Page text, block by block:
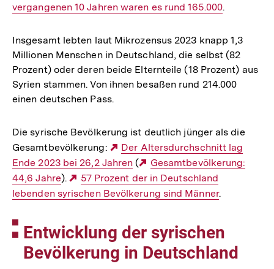
Link:
vergangenen 10 Jahren waren es rund 165.000.
Insgesamt lebten laut Mikrozensus 2023 knapp 1,3
Millionen Menschen in Deutschland, die selbst (82
Prozent) oder deren beide Elternteile (18 Prozent) aus
Syrien stammen. Von ihnen besaßen rund 214.000
einen deutschen Pass.
Die syrische Bevölkerung ist deutlich jünger als die
Gesamtbevölkerung:
Externer
Link:
Der Altersdurchschnitt lag
Ende 2023 bei 26,2 Jahren (
Externer
Link:
Gesamtbevölkerung:
44,6 Jahre).
Externer
Link:
57 Prozent der in Deutschland
lebenden syrischen Bevölkerung sind Männer.